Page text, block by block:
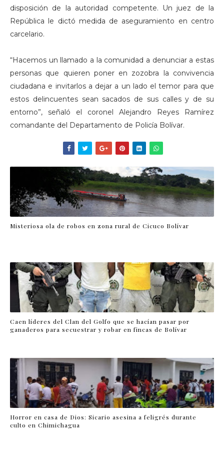
disposición de la autoridad competente. Un juez de la
República le dictó medida de aseguramiento en centro
carcelario.
“Hacemos un llamado a la comunidad a denunciar a estas
personas que quieren poner en zozobra la convivencia
ciudadana e invitarlos a dejar a un lado el temor para que
estos delincuentes sean sacados de sus calles y de su
entorno”, señaló el coronel Alejandro Reyes Ramírez
comandante del Departamento de Policía Bolívar.
Misteriosa ola de robos en zona rural de Cicuco Bolívar
Caen líderes del Clan del Golfo que se hacían pasar por
ganaderos para secuestrar y robar en fincas de Bolívar
Horror en casa de Dios: Sicario asesina a feligrés durante
culto en Chimichagua